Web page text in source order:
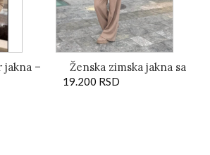
jakna –
Ženska zimska jakna sa
prirodnim krznom nerca
19.200 RSD